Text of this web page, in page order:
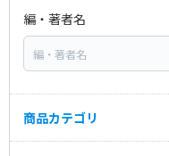
編・著者名
商品カテゴリ